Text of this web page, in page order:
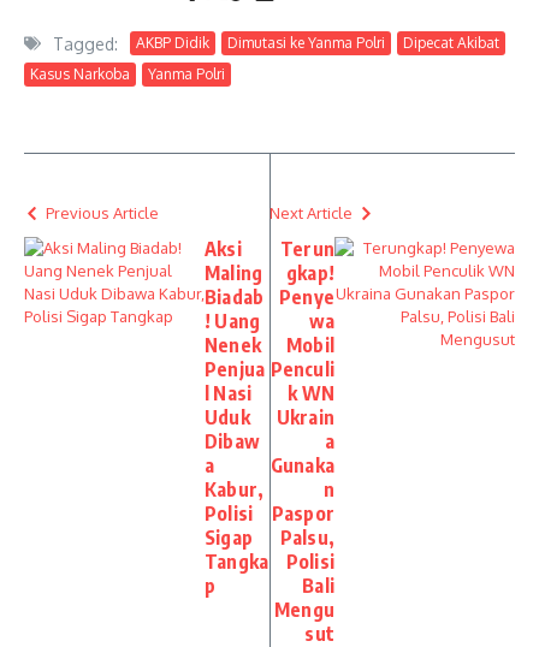
Tagged: AKBP Didik Dimutasi ke Yanma Polri
Dipecat Akibat
Kasus Narkoba
Yanma Polri
Previous Article
Aksi
Maling
Biadab
! Uang
Nenek
Penjua
l Nasi
Uduk
Dibaw
a
Kabur,
Polisi
Sigap
Tangka
p
Next Article
Terun
gkap!
Penye
wa
Mobil
Penculi
k WN
Ukrain
a
Gunaka
n
Paspor
Palsu,
Polisi
Bali
Mengu
sut